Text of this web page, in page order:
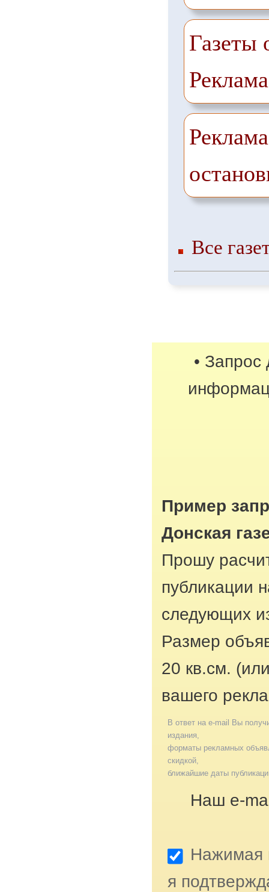
Газеты
Все
• Запрос
Пример
Донская
Прошу
публикации
следующих
Размер
20 кв.см.
вашего
В ответ на e-mail Вы
издания,
форматы рекламных
скидкой,
ближайшие даты
Наш e-
Нажимая
я